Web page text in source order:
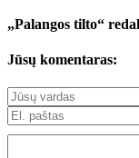
„Palangos tilto“
Jūsų komentaras: